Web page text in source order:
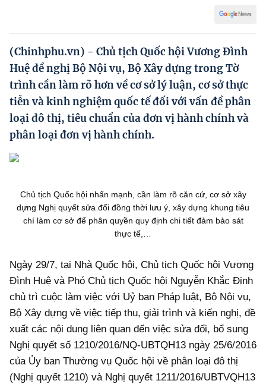
Phát triển kinh tế tư nhân và doanh nghiệp dân tộc
Ocop và chuỗi giá trị Nông sản
Kinh tế tư nhân
Doanh nghiệp dân tộc
Khác
Photo
(Chinhphu.vn) - Chủ tịch Quốc hội Vương Đình
Huệ đề nghị Bộ Nội vụ, Bộ Xây dựng trong Tờ
trình cần làm rõ hơn về cơ sở lý luận, cơ sở thực
tiễn và kinh nghiệm quốc tế đối với vấn đề phân
loại đô thị, tiêu chuẩn của đơn vị hành chính và
phân loại đơn vị hành chính.
Chủ tịch Quốc hội nhấn mạnh, cần làm rõ căn cứ, cơ sở xây
dựng Nghị quyết sửa đổi đồng thời lưu ý, xây dựng khung tiêu
chí làm cơ sở để phân quyền quy định chi tiết đảm bảo sát
thực tế,…
Ngày 29/7, tại Nhà Quốc hội, Chủ tịch Quốc hội Vương
Đình Huệ và Phó Chủ tịch Quốc hội Nguyễn Khắc Định
chủ trì cuộc làm việc với Uỷ ban Pháp luật, Bộ Nội vụ,
Bộ Xây dựng về việc tiếp thu, giải trình và kiến nghị, đề
xuất các nội dung liên quan đến việc sửa đổi, bổ sung
Nghị quyết số 1210/2016/NQ-UBTQH13 ngày 25/6/2016
của Ủy ban Thường vụ Quốc hội về phân loại đô thị
(Nghị quyết 1210) và Nghị quyết 1211/2016/UBTVQH13